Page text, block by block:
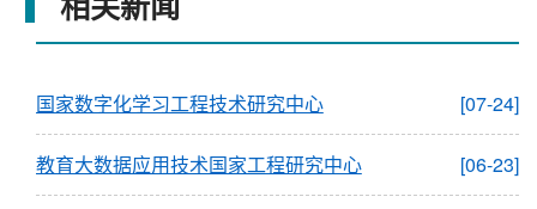
[07-24]
国家数字化学习工程技术研究中心
[06-23]
教育大数据应用技术国家工程研究中心